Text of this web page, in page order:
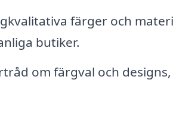
färger och
butiker.
om färgval och